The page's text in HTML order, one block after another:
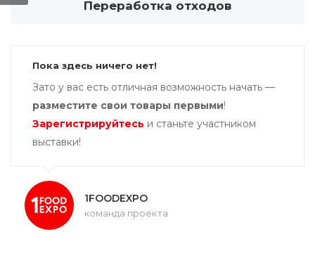
Переработка отходов
Пока здесь ничего нет!
Зато у вас есть отличная возможность начать —
разместите свои товары первыми!
Зарегистрируйтесь и станьте участником
выставки!
1FOODEXPO
команда проекта